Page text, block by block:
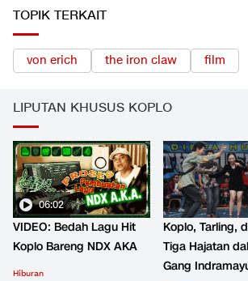
TOPIK TERKAIT
von erich the iron claw film
LIPUTAN KHUSUS KOPLO
06:02
VIDEO: Bedah Lagu Hit
Koplo Bareng NDX AKA
Hiburan
Koplo, Tarling,
Tiga Hajatan
Gang